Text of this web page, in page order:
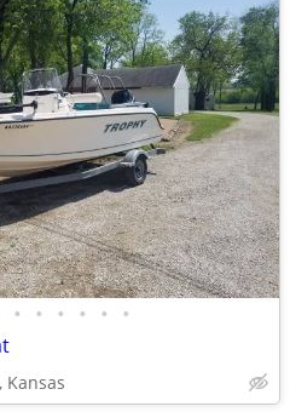
• • • • • •
Kansas